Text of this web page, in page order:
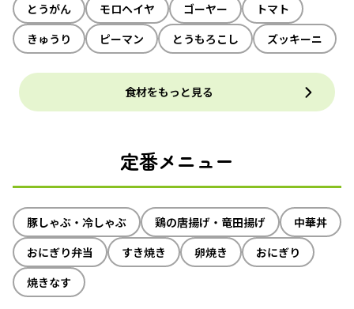
とうがん モロヘイヤ ゴーヤー
トマト
きゅうり
ピーマン とうもろこし ズッキーニ
食材をもっと見る
定番メニュー
豚しゃぶ・冷しゃぶ 鶏の唐揚げ・竜田揚げ
中華丼
おにぎり弁当
すき焼き 卵焼き
おにぎり
焼きなす